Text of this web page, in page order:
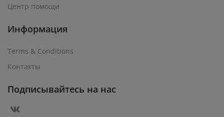
Центр помощи
Информация
Terms & Conditions
Контакты
Подписывайтесь на нас